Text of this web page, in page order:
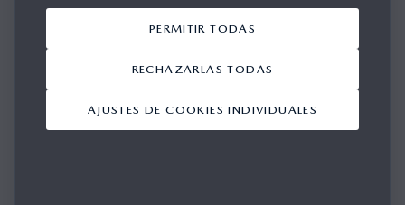
Mostrando 1-10 de 38
AJUSTES DE COOKIES INDIVIDUALES
RECHAZARLAS TODAS
PERMITIR TODAS